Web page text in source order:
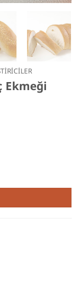
Ekmeği
20 KG adet